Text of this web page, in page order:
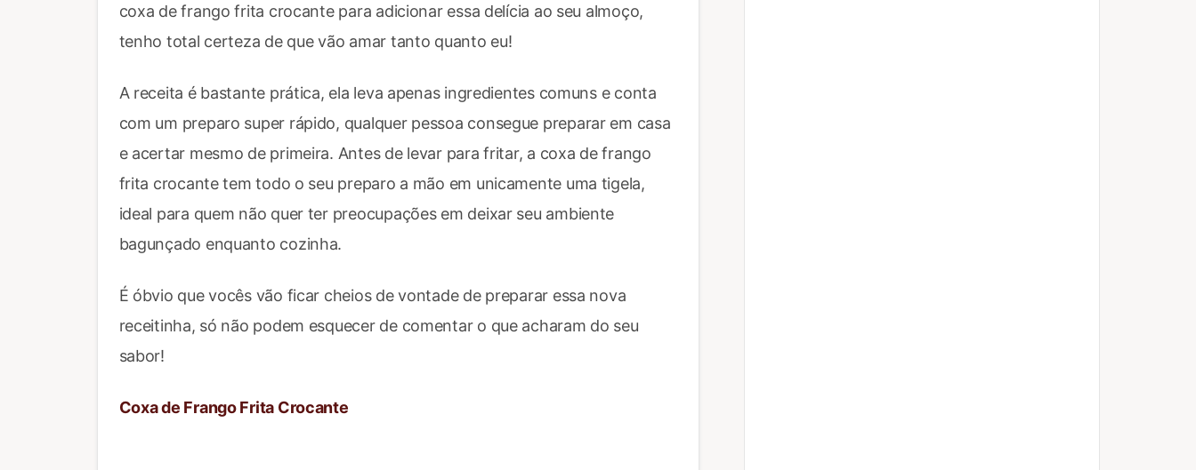
coxa de frango frita crocante para adicionar essa delícia ao seu almoço,
tenho total certeza de que vão amar tanto quanto eu!
A receita é bastante prática, ela leva apenas ingredientes comuns e conta
com um preparo super rápido, qualquer pessoa consegue preparar em casa
e acertar mesmo de primeira. Antes de levar para fritar, a coxa de frango
frita crocante tem todo o seu preparo a mão em unicamente uma tigela,
ideal para quem não quer ter preocupações em deixar seu ambiente
bagunçado enquanto cozinha.
É óbvio que vocês vão ficar cheios de vontade de preparar essa nova
receitinha, só não podem esquecer de comentar o que acharam do seu
sabor!
Coxa de Frango Frita Crocante